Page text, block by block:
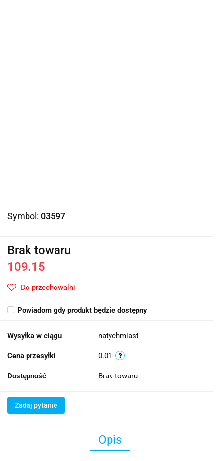
Symbol: 03597
Brak towaru
109.15
Do przechowalni
Powiadom gdy produkt będzie dostępny
Wysyłka w ciągu natychmiast
Cena przesyłki 0.01
Dostępność Brak towaru
Zadaj pytanie
Opis